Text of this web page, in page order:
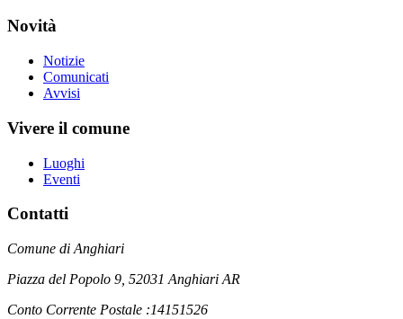
Novità
Notizie
Comunicati
Avvisi
Vivere il comune
Luoghi
Eventi
Contatti
Comune di Anghiari
Piazza del Popolo 9, 52031 Anghiari AR
Conto Corrente Postale :14151526